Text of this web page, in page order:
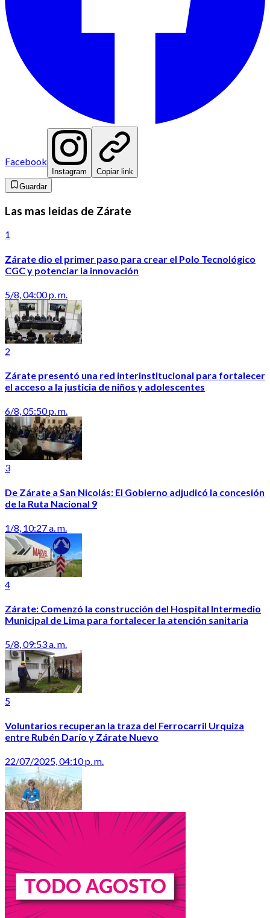
Facebook
Instagram
Copiar link
Guardar
Las mas leidas de Zárate
1
Zárate dio el primer paso para crear el Polo Tecnológico
CGC y potenciar la innovación
5/8, 04:00 p. m.
2
Zárate presentó una red interinstitucional para fortalecer
el acceso a la justicia de niños y adolescentes
6/8, 05:50 p. m.
3
De Zárate a San Nicolás: El Gobierno adjudicó la concesión
de la Ruta Nacional 9
1/8, 10:27 a. m.
4
Zárate: Comenzó la construcción del Hospital Intermedio
Municipal de Lima para fortalecer la atención sanitaria
5/8, 09:53 a. m.
5
Voluntarios recuperan la traza del Ferrocarril Urquiza
entre Rubén Darío y Zárate Nuevo
22/07/2025, 04:10 p. m.